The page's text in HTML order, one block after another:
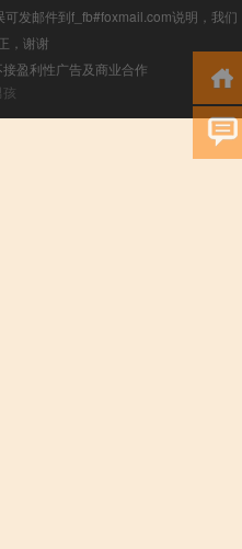
发邮件到f_fb#foxmail.com说明，我们
，谢谢
盈利性广告及商业合作